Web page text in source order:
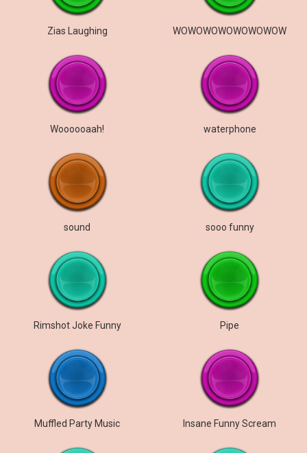
Zias Laughing WOWOWOWOWOWOWOW
Woooooaah! waterphone
sound sooo funny
Rimshot Joke Funny Pipe
Muffled Party Music Insane Funny Scream